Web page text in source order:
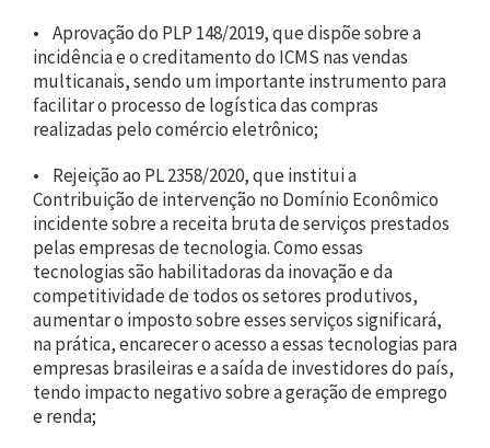
• Aprovação do PLP 148/2019, que dispõe sobre a
incidência e o creditamento do ICMS nas vendas
multicanais, sendo um importante instrumento para
facilitar o processo de logística das compras
realizadas pelo comércio eletrônico;
• Rejeição ao PL 2358/2020, que institui a
Contribuição de intervenção no Domínio Econômico
incidente sobre a receita bruta de serviços prestados
pelas empresas de tecnologia. Como essas
tecnologias são habilitadoras da inovação e da
competitividade de todos os setores produtivos,
aumentar o imposto sobre esses serviços significará,
na prática, encarecer o acesso a essas tecnologias para
empresas brasileiras e a saída de investidores do país,
tendo impacto negativo sobre a geração de emprego
e renda;